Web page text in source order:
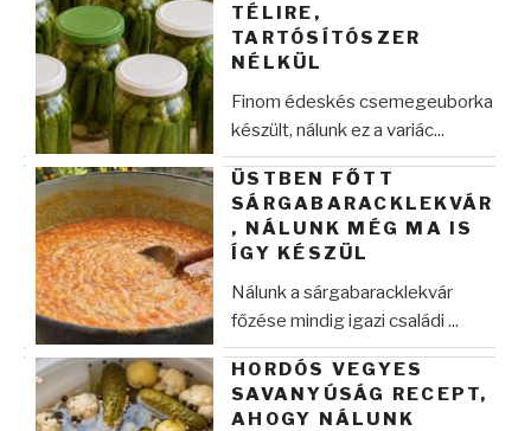
TÉLIRE,
TARTÓSÍTÓSZER
NÉLKÜL
Finom édeskés csemegeuborka
készült, nálunk ez a variác...
ÜSTBEN FŐTT
SÁRGABARACKLEKVÁR
, NÁLUNK MÉG MA IS
ÍGY KÉSZÜL
Nálunk a sárgabaracklekvár
főzése mindig igazi családi ...
HORDÓS VEGYES
SAVANYÚSÁG RECEPT,
AHOGY NÁLUNK